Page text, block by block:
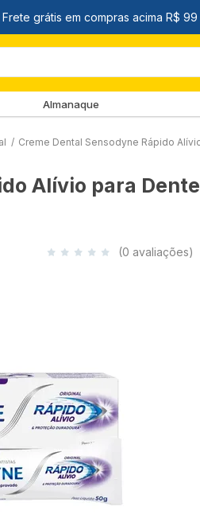
Almanaque
/ Creme Dental Sensodyne Rápido
Alívio para
(0 avaliações)